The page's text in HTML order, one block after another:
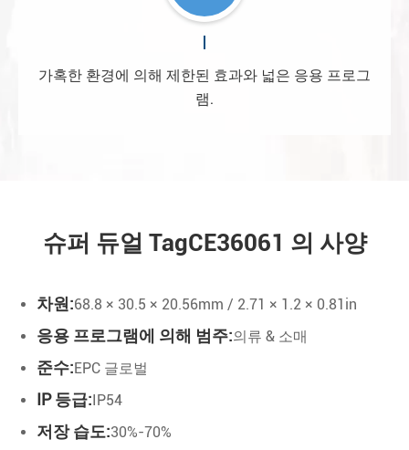
가혹한 환경에 의해 제한된 효과와 넓은 응용 프로그
램.
슈퍼 듀얼 TagCE36061 의 사양
차원:68.8 × 30.5 × 20.56mm / 2.71 × 1.2 × 0.81in
응용 프로그램에 의해 범주:의류 & 소매
준수: EPC 글로벌
IP 등급: IP54
저장 습도:30%-70%